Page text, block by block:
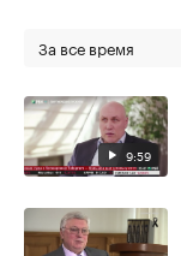
За все время
9:59